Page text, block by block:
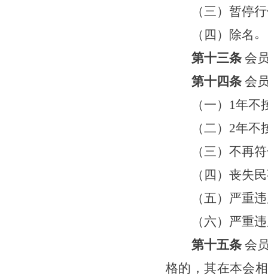
（三）暂停
（四）除名 。
第十三条 会
第十四条 会
（一） 1年不
（二） 2年不
（三）不再
（四）丧失
（五） 严重
（六） 严重
第十五条 会
格的，其在本会